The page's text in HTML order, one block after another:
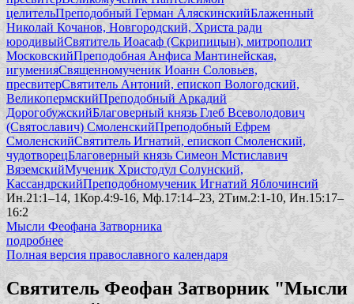
целительПреподобный Герман АляскинскийБлаженный
Николай Кочанов, Новгородский, Христа ради
юродивыйСвятитель Иоасаф (Скрипицын), митрополит
МосковскийПреподобная Анфиса Мантинейская,
игуменияСвященномученик Иоанн Соловьев,
пресвитерСвятитель Антоний, епископ Вологодский,
ВеликопермскийПреподобный Аркадий
ДорогобужскийБлаговерный князь Глеб Всеволодович
(Святославич) СмоленскийПреподобный Ефрем
СмоленскийСвятитель Игнатий, епископ Смоленский,
чудотворецБлаговерный князь Симеон Мстиславич
ВяземскийМученик Христодул Солунский,
КассандрскийПреподобномученик Игнатий Яблочинсий
Ин.21:1–14, 1Кор.4:9-16, Мф.17:14–23, 2Тим.2:1-10, Ин.15:17–
16:2
Мысли Феофана Затворника
подробнее
Полная версия православного календаря
Святитель Феофан Затворник "Мысли